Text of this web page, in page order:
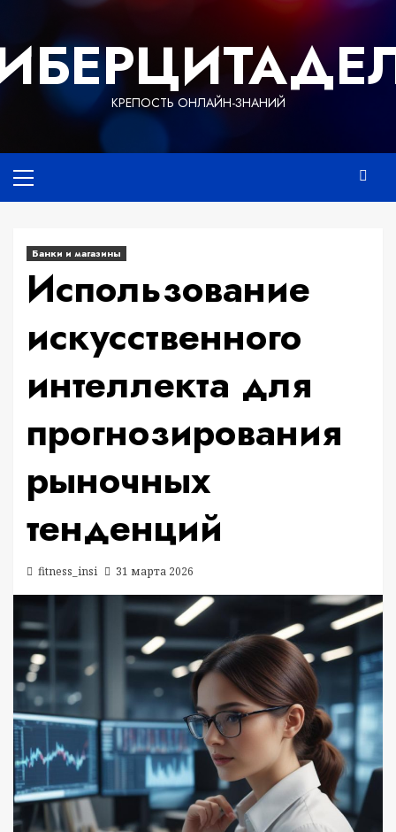
содержимому
КРЕПОСТЬ ОНЛАЙН-ЗНАНИЙ
меню
Банки и магазины
Использование
искусственного
интеллекта для
прогнозирования
рыночных
тенденций
fitness_insi 31 марта 2026